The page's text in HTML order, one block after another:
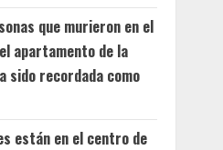
que murieron en el
apartamento de la
sido recordada como
están en el centro de